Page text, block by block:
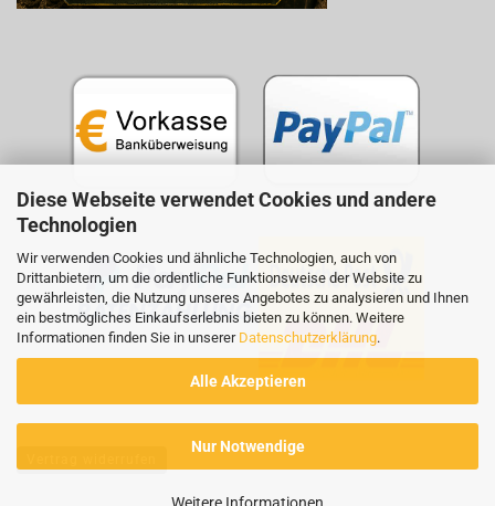
Diese Webseite verwendet Cookies und andere
Technologien
Wir verwenden Cookies und ähnliche Technologien, auch von
Drittanbietern, um die ordentliche Funktionsweise der Website zu
gewährleisten, die Nutzung unseres Angebotes zu analysieren und Ihnen
ein bestmögliches Einkaufserlebnis bieten zu können. Weitere
Informationen finden Sie in unserer Datenschutzerklärung.
Alle Akzeptieren
Nur Notwendige